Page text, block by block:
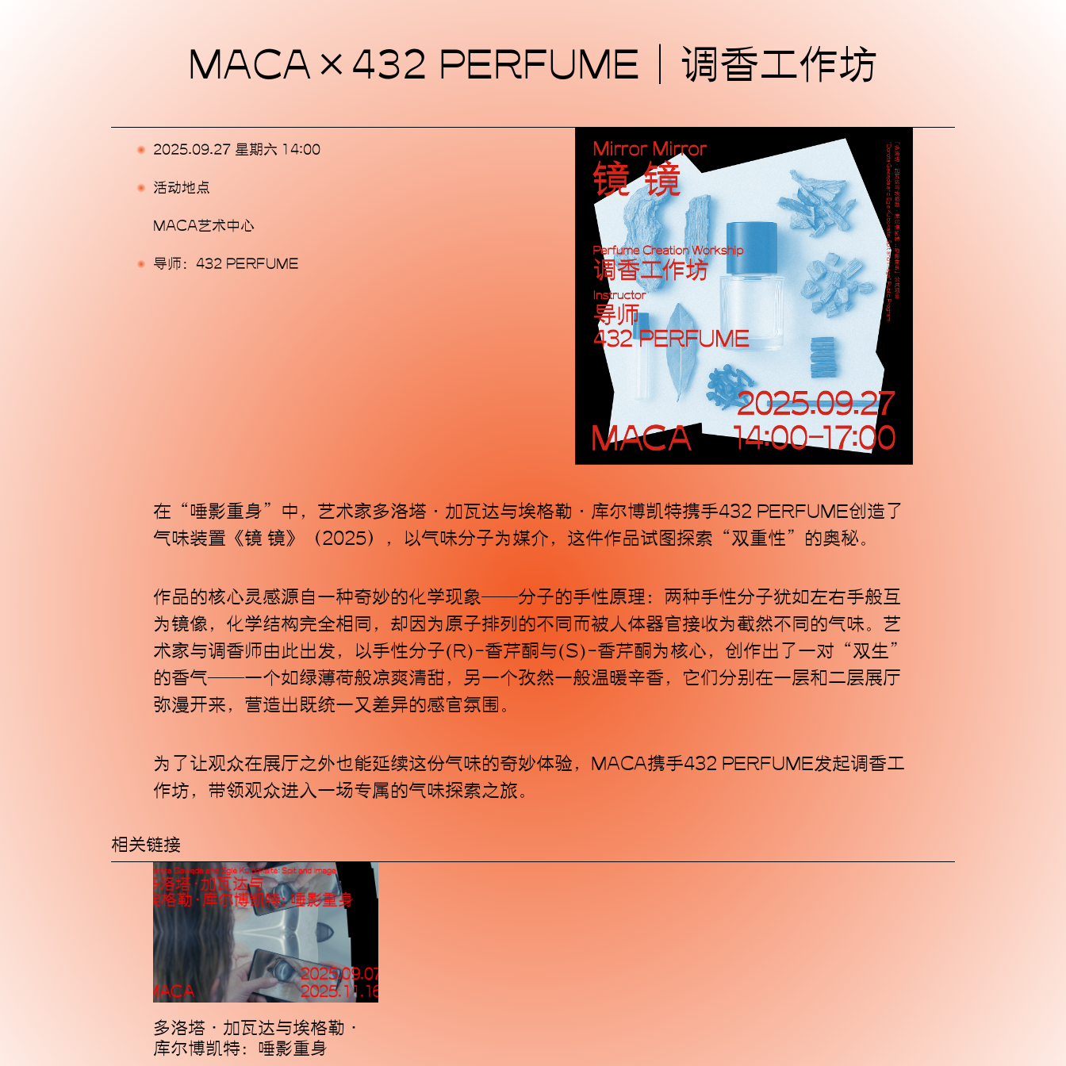
MACA×432 PERFUME｜调香工作坊
2025.09.27 星期六 14:00
活动地点
MACA艺术中心
导师：432 PERFUME
在“唾影重身”中，艺术家多洛塔·加瓦达与埃格勒·库尔博凯特携手432 PERFUME创造了
气味装置《镜 镜》（2025），以气味分子为媒介，这件作品试图探索“双重性”的奥秘。
作品的核心灵感源自一种奇妙的化学现象——分子的手性原理：两种手性分子犹如左右手般互
为镜像，化学结构完全相同，却因为原子排列的不同而被人体器官接收为截然不同的气味。艺
术家与调香师由此出发，以手性分子(R)-香芹酮与(S)-香芹酮为核心，创作出了一对“双生”
的香气——一个如绿薄荷般凉爽清甜，另一个孜然一般温暖辛香，它们分别在一层和二层展厅
弥漫开来，营造出既统一又差异的感官氛围。
为了让观众在展厅之外也能延续这份气味的奇妙体验，MACA携手432 PERFUME发起调香工
作坊，带领观众进入一场专属的气味探索之旅。
相关链接
多洛塔·加瓦达与埃格勒·
库尔博凯特：唾影重身
活动
委任
支持我们
北京文化艺术地标798艺术园区内，为一栋具有极
简工业感与未来感的独栋建筑。MACA艺术中心旨
到研究、从泛表演性实践到替代性的社群融合，我
们致力于突破既有认知框架，成为中国当代艺术版
图上的新型态机构坐标，以艺术回应当下这个激烈
变化的时代。